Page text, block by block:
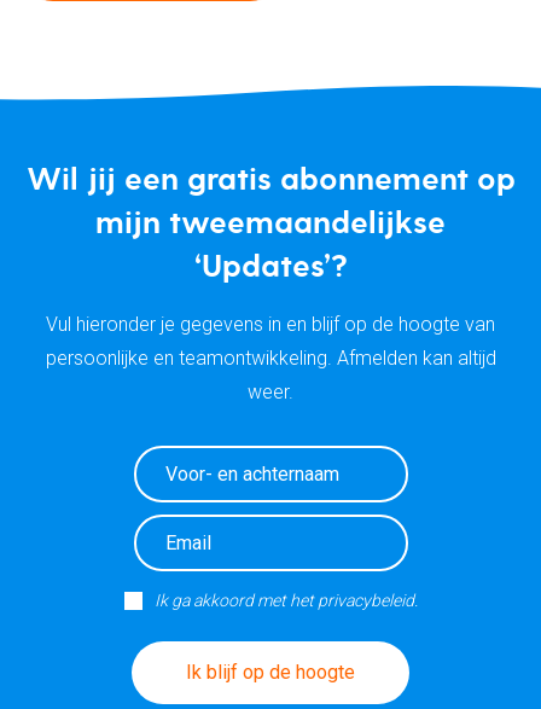
Wil jij een gratis abonnement op
mijn tweemaandelijkse
‘Updates’?
Vul hieronder je gegevens in en blijf op de hoogte van
persoonlijke en teamontwikkeling. Afmelden kan altijd
weer.
Ik ga akkoord met het privacybeleid.
Ik blijf op de hoogte